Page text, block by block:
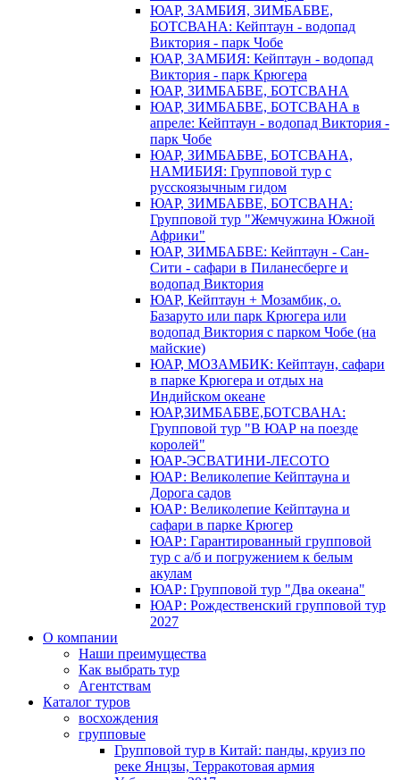
ЮАР, ЗАМБИЯ, ЗИМБАБВЕ,
БОТСВАНА: Кейптаун - водопад
Виктория - парк Чобе
ЮАР, ЗАМБИЯ: Кейптаун - водопад
Виктория - парк Крюгера
ЮАР, ЗИМБАБВЕ, БОТСВАНА
ЮАР, ЗИМБАБВЕ, БОТСВАНА в
апреле: Кейптаун - водопад Виктория -
парк Чобе
ЮАР, ЗИМБАБВЕ, БОТСВАНА,
НАМИБИЯ: Групповой тур с
русскоязычным гидом
ЮАР, ЗИМБАБВЕ, БОТСВАНА:
Групповой тур "Жемчужина Южной
Африки"
ЮАР, ЗИМБАБВЕ: Кейптаун - Сан-
Сити - сафари в Пиланесберге и
водопад Виктория
ЮАР, Кейптаун + Мозамбик, о.
Базаруто или парк Крюгера или
водопад Виктория с парком Чобе (на
майские)
ЮАР, МОЗАМБИК: Кейптаун, сафари
в парке Крюгера и отдых на
Индийском океане
ЮАР,ЗИМБАБВЕ,БОТСВАНА:
Групповой тур "В ЮАР на поезде
королей"
ЮАР-ЭСВАТИНИ-ЛЕСОТО
ЮАР: Великолепие Кейптауна и
Дорога садов
ЮАР: Великолепие Кейптауна и
сафари в парке Крюгер
ЮАР: Гарантированный групповой
тур с а/б и погружением к белым
акулам
ЮАР: Групповой тур "Два океана"
ЮАР: Рождественский групповой тур
2027
О компании
Наши преимущества
Как выбрать тур
Агентствам
Каталог туров
восхождения
групповые
Групповой тур в Китай: панды, круиз по
реке Янцзы, Терракотовая армия